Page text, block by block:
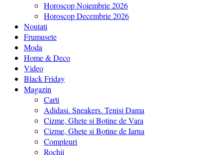
Horoscop Noiembrie 2026
Horoscop Decembrie 2026
Noutati
Frumusete
Moda
Home & Deco
Video
Black Friday
Magazin
Carti
Adidasi. Sneakers. Tenisi Dama
Cizme, Ghete si Botine de Vara
Cizme, Ghete si Botine de Iarna
Compleuri
Rochii